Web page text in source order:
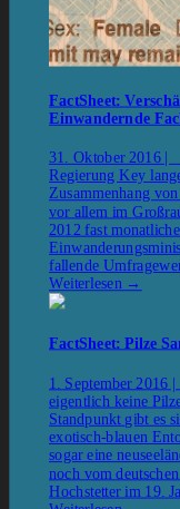
FactSheet:
Einwandernde
31. Oktober 2016
Regierung Key
Zusammenhang
vor allem im
2012 fast
fallende
Weiterlesen →
FactSheet: Pilze
1. September
eigentlich keine
Standpunkt gibt es
exotisch-blauen
sogar eine
noch vom
Hochstetter im 19.